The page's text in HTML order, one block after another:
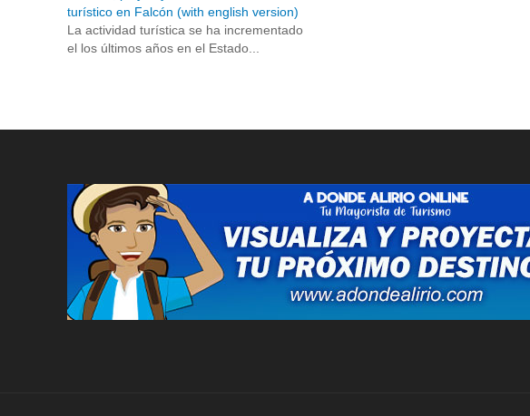
turístico en Falcón (with english version)
La actividad turística se ha incrementado
el los últimos años en el Estado...